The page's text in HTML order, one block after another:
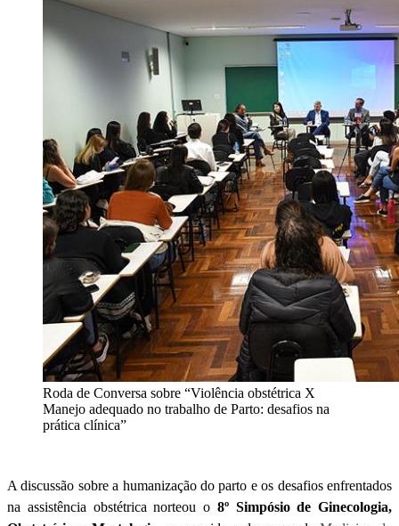
Roda de Conversa sobre “Violência obstétrica X
Manejo adequado no trabalho de Parto: desafios na
prática clínica”
A discussão sobre a humanização do parto e os desafios enfrentados
na assistência obstétrica norteou o 8º Simpósio de Ginecologia,